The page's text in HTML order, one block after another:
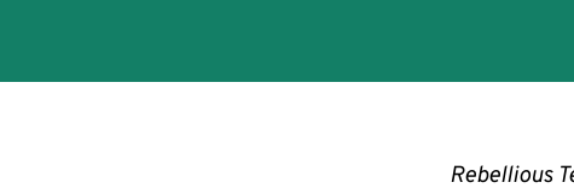
Rebellious